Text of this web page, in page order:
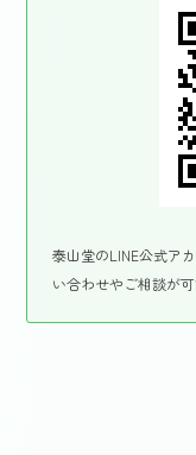
泰山堂のLINE公式ア
い合わせやご相談が